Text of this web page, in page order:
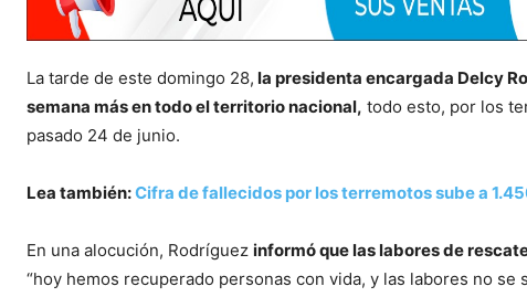
La tarde de este domingo 28, la presidenta encargada Delcy
semana más en todo el territorio nacional, todo esto, por los
pasado 24 de junio.
Lea también:Cifra de fallecidos por los terremotos sube a
En una alocución, Rodríguez informó que las labores de
“hoy hemos recuperado personas con vida, y las labores no se